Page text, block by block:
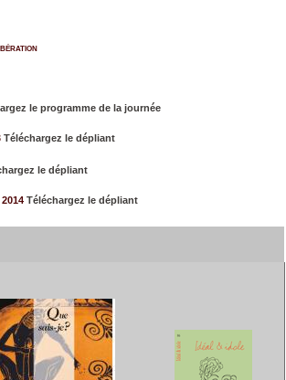
le programme de la journée
Téléchargez le dépliant
le dépliant
Téléchargez le dépliant